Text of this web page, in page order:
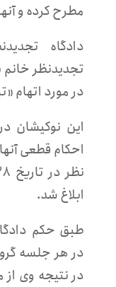
مطرح کرده و
دادگاه
تجدیدنظر
در مورد اتهام
احکام قطعی
ابلاغ شد.
طبق حکم
در هر جلسه
در نتیجه وی